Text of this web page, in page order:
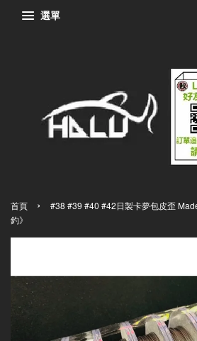
選單
首頁 ›
#38 #39 #40 #42日製卡夢包皮歪
釣》